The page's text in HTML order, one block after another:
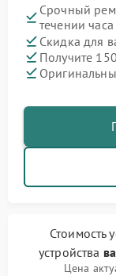
Срочный
течении часа
Скидка для
Получите
Стоимость
устройства
Цена